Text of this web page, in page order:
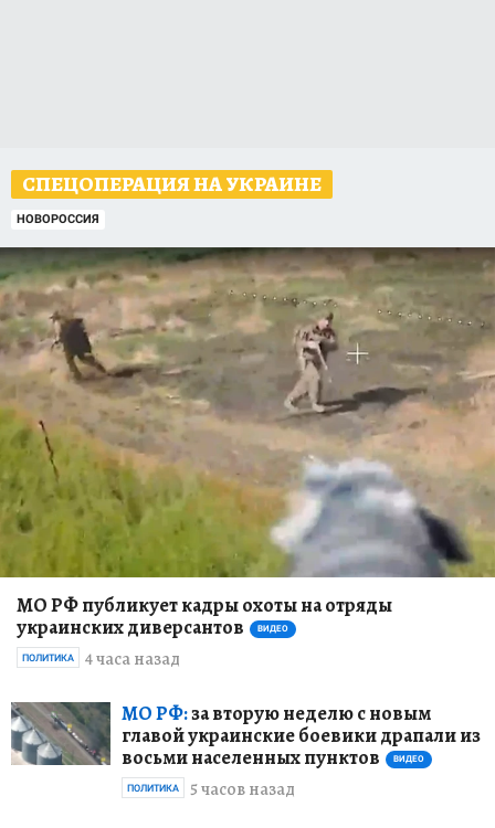
СПЕЦОПЕРАЦИЯ НА УКРАИНЕ
НОВОРОССИЯ
МО РФ публикует кадры охоты на отряды
украинских диверсантов
ВИДЕО
4 часа назад
ПОЛИТИКА
МО РФ:за вторую неделю с новым
главой украинские боевики драпали из
восьми населенных пунктов
ВИДЕО
5 часов назад
ПОЛИТИКА